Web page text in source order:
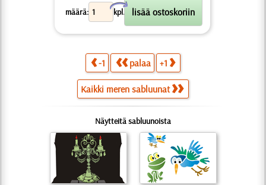
määrä: kpl.
X
-1 palaa +1
Kaikki meren sabluunat
Näytteitä sabluunoista